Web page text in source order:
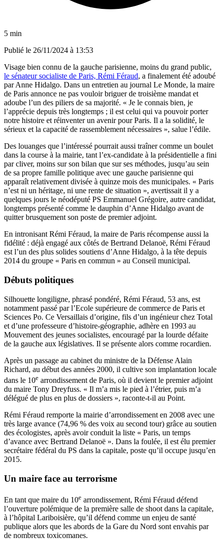
5 min
Publié le 26/11/2024 à 13:53
Visage bien connu de la gauche parisienne, moins du grand public,
le sénateur socialiste de Paris, Rémi Féraud, a finalement été adoubé
par Anne Hidalgo. Dans un entretien au journal Le Monde, la maire
de Paris annonce ne pas vouloir briguer de troisième mandat et
adoube l’un des piliers de sa majorité. « Je le connais bien, je
l’apprécie depuis très longtemps ; il est celui qui va pouvoir porter
notre histoire et réinventer un avenir pour Paris. Il a la solidité, le
sérieux et la capacité de rassemblement nécessaires », salue l’édile.
Des louanges que l’intéressé pourrait aussi traîner comme un boulet
dans la course à la mairie, tant l’ex-candidate à la présidentielle a fini
par cliver, moins sur son bilan que sur ses méthodes, jusqu’au sein
de sa propre famille politique avec une gauche parisienne qui
apparaît relativement divisée à quinze mois des municipales. « Paris
n’est ni un héritage, ni une rente de situation », avertissait il y a
quelques jours le néodéputé PS Emmanuel Grégoire, autre candidat,
longtemps présenté comme le dauphin d’Anne Hidalgo avant de
quitter brusquement son poste de premier adjoint.
En intronisant Rémi Féraud, la maire de Paris récompense aussi la
fidélité : déjà engagé aux côtés de Bertrand Delanoë, Rémi Féraud
est l’un des plus solides soutiens d’Anne Hidalgo, à la tête depuis
2014 du groupe « Paris en commun » au Conseil municipal.
Débuts politiques
Silhouette longiligne, phrasé pondéré, Rémi Féraud, 53 ans, est
notamment passé par l’Ecole supérieure de commerce de Paris et
Sciences Po. Ce Versaillais d’origine, fils d’un ingénieur chez Total
et d’une professeure d’histoire-géographie, adhère en 1993 au
Mouvement des jeunes socialistes, encouragé par la lourde défaite
de la gauche aux législatives. Il se présente alors comme rocardien.
Après un passage au cabinet du ministre de la Défense Alain
Richard, au début des années 2000, il cultive son implantation locale
dans le 10e arrondissement de Paris, où il devient le premier adjoint
du maire Tony Dreyfuss. « Il m’a mis le pied à l’étrier, puis m’a
délégué de plus en plus de dossiers », raconte-t-il au Point.
Rémi Féraud remporte la mairie d’arrondissement en 2008 avec une
très large avance (74,96 % des voix au second tour) grâce au soutien
des écologistes, après avoir conduit la liste « Paris, un temps
d’avance avec Bertrand Delanoë ». Dans la foulée, il est élu premier
secrétaire fédéral du PS dans la capitale, poste qu’il occupe jusqu’en
2015.
Un maire face au terrorisme
En tant que maire du 10e arrondissement, Rémi Féraud défend
l’ouverture polémique de la première salle de shoot dans la capitale,
à l’hôpital Lariboisière, qu’il défend comme un enjeu de santé
publique alors que les abords de la Gare du Nord sont envahis par
de nombreux toxicomanes.